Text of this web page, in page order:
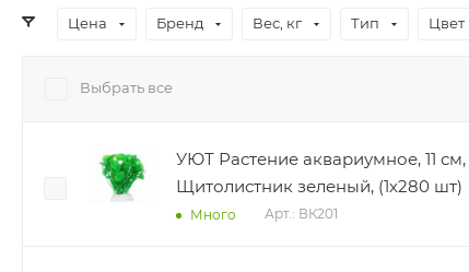
Цена Бренд Вес, кг Тип Цвет
Выбрать все
УЮТ Растение аквариумное, 11 см,
Щитолистник зеленый, (1х280 шт)
Много Арт.: ВК201